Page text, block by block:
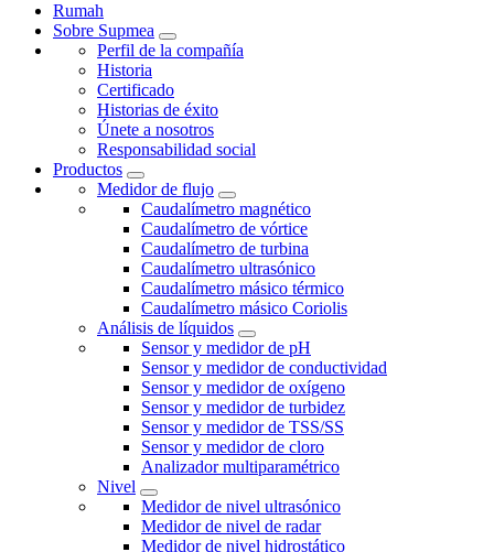
Rumah
Sobre Supmea
Perfil de la compañía
Historia
Certificado
Historias de éxito
Únete a nosotros
Responsabilidad social
Productos
Medidor de flujo
Caudalímetro magnético
Caudalímetro de vórtice
Caudalímetro de turbina
Caudalímetro ultrasónico
Caudalímetro másico térmico
Caudalímetro másico Coriolis
Análisis de líquidos
Sensor y medidor de pH
Sensor y medidor de conductividad
Sensor y medidor de oxígeno
Sensor y medidor de turbidez
Sensor y medidor de TSS/SS
Sensor y medidor de cloro
Analizador multiparamétrico
Nivel
Medidor de nivel ultrasónico
Medidor de nivel de radar
Medidor de nivel hidrostático